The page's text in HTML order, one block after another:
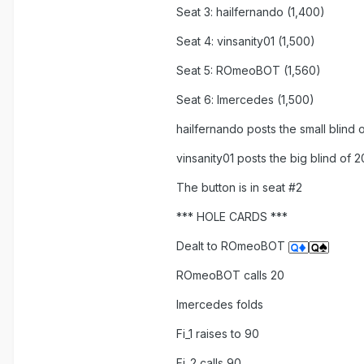
Seat 3: hailfernando (1,400)
Seat 4: vinsanity01 (1,500)
Seat 5: ROmeoBOT (1,560)
Seat 6: lmercedes (1,500)
hailfernando posts the small blind
vinsanity01 posts the big blind of
The button is in seat #2
*** HOLE CARDS ***
Dealt to ROmeoBOT
ROmeoBOT calls 20
lmercedes folds
Fi_1 raises to 90